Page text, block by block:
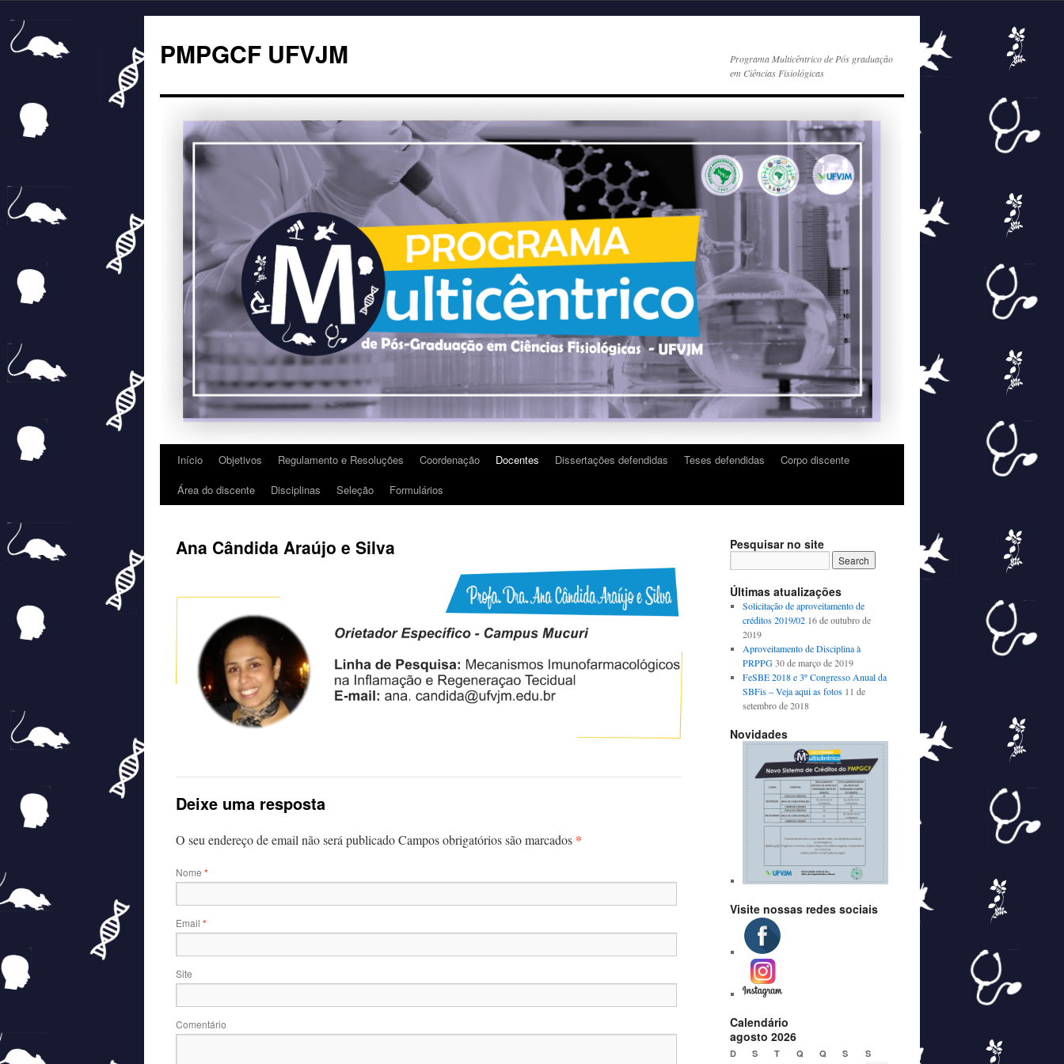
PMPGCF UFVJM
Programa Multicêntrico de Pós graduação
em Ciências Fisiológicas
Início Objetivos Regulamento e Resoluções Coordenação Docentes Dissertações defendidas Teses defendidas
Corpo discente
Área do discente
Disciplinas Seleção Formulários
Ana Cândida Araújo e Silva
Deixe uma resposta
O seu endereço de email não será publicado Campos obrigatórios são marcados *
Nome *
Email *
Site
Comentário
Pesquisar no site
Últimas atualizações
Solicitação de aproveitamento de
créditos 2019/02 16 de outubro de
2019
Aproveitamento de Disciplina à
PRPPG 30 de março de 2019
FeSBE 2018 e 3º Congresso Anual da
SBFis – Veja aqui as fotos 11 de
setembro de 2018
Novidades
Visite nossas redes sociais
Calendário
agosto 2026
D S T Q Q S S